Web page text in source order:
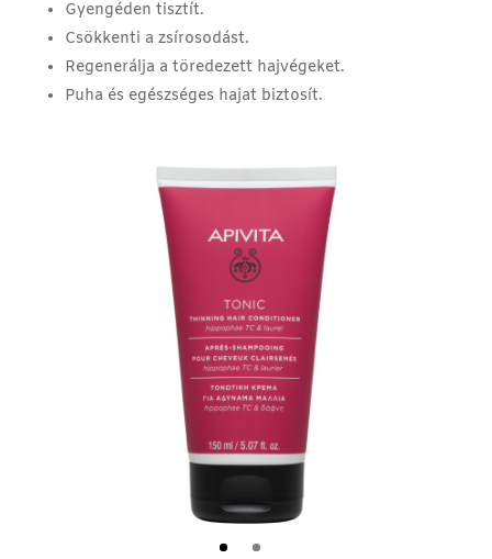
Gyengéden tisztít.
Csökkenti a zsírosodást.
Regenerálja a töredezett hajvégeket.
Puha és egészséges hajat biztosít.